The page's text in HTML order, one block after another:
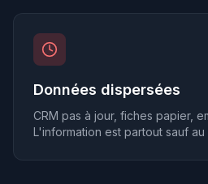
Données dispersées
CRM pas à jour, fiches papier,
L'information est partout sauf